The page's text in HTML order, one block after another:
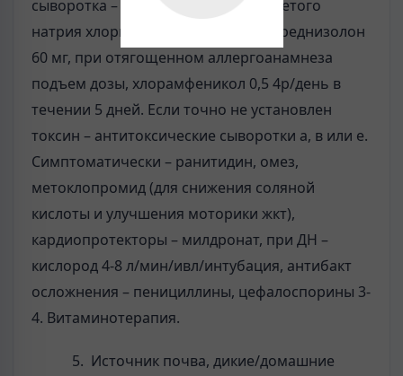
сыворотка – 1 доза в 200 мл подогретого
натрия хлорида 0,9 в/в капельно, преднизолон
60 мг, при отягощенном аллергоанамнеза
подъем дозы, хлорамфеникол 0,5 4р/день в
течении 5 дней. Если точно не установлен
токсин – антитоксические сыворотки а, в или е.
Симптоматически – ранитидин, омез,
метоклопромид (для снижения соляной
кислоты и улучшения моторики жкт),
кардиопротекторы – милдронат, при ДН –
кислород 4-8 л/мин/ивл/интубация, антибакт
осложнения – пенициллины, цефалоспорины 3-
4. Витаминотерапия.
Источник почва, дикие/домашние